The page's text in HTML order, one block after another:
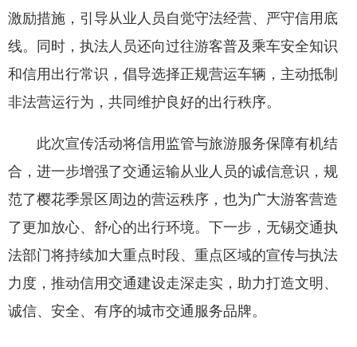
激励措施，引导从业人员自觉守法经营、严守信用底
线。同时，执法人员还向过往游客普及乘车安全知识
和信用出行常识，倡导选择正规营运车辆，主动抵制
非法营运行为，共同维护良好的出行秩序。
此次宣传活动将信用监管与旅游服务保障有机结
合，进一步增强了交通运输从业人员的诚信意识，规
范了樱花季景区周边的营运秩序，也为广大游客营造
了更加放心、舒心的出行环境。下一步，无锡交通执
法部门将持续加大重点时段、重点区域的宣传与执法
力度，推动信用交通建设走深走实，助力打造文明、
诚信、安全、有序的城市交通服务品牌。